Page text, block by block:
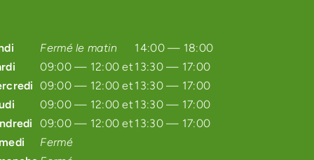
Fermé le matin
14:00 — 18:00
09:00 — 12:00 et13:30 — 17:00
09:00 — 12:00 et13:30 — 17:00
09:00 — 12:00 et13:30 — 17:00
09:00 — 12:00 et13:30 — 17:00
Fermé